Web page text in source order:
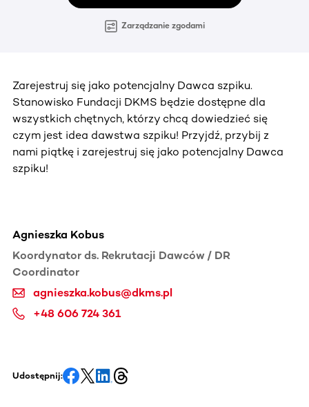
Zarządzanie zgodami
Zarejestruj się jako potencjalny Dawca szpiku.
Stanowisko Fundacji DKMS będzie dostępne dla
wszystkich chętnych, którzy chcą dowiedzieć się
czym jest idea dawstwa szpiku! Przyjdź, przybij z
nami piątkę i zarejestruj się jako potencjalny Dawca
szpiku!
Agnieszka Kobus
Koordynator ds. Rekrutacji Dawców / DR
Coordinator
agnieszka.kobus@dkms.pl
+48 606 724 361
Udostępnij: